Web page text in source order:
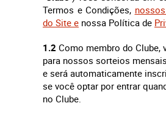
Termos e Condições,
do Site e nossa Política de
1.2 Como membro do Clube,
para nossos sorteios
e será automaticamente
se você optar por entrar
no Clube.